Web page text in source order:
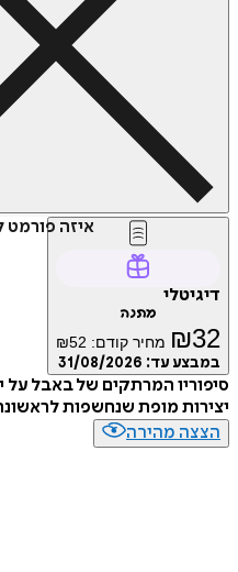
איזה
דיגיטלי
מתנה
₪32 מחיר קודם: ₪52
במבצע עד: 31/08/2026
סיפוריו המרתקים של באבל
יצירות מופת שנחשפות
הצצה מהירה